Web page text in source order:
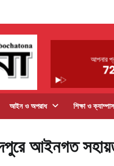
আইন ও অপরাধ শিক্ষা ও ক্যাম্পাস
আইনগত